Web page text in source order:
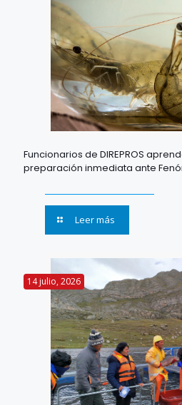
Funcionarios de DIREPROS
preparación inmediata ante
Leer más
14 julio, 2026